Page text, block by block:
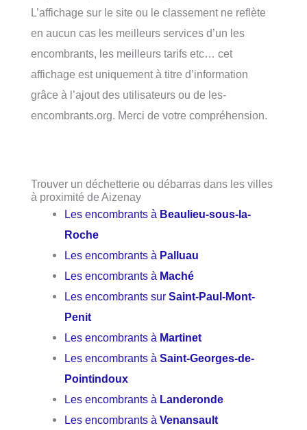
L’affichage sur le site ou le classement ne reflète
en aucun cas les meilleurs services d’un les
encombrants, les meilleurs tarifs etc… cet
affichage est uniquement à titre d’information
grâce à l’ajout des utilisateurs ou de les-
encombrants.org. Merci de votre compréhension.
Trouver un déchetterie ou débarras dans les villes
à proximité de Aizenay
Les encombrants à Beaulieu-sous-la-
Roche
Les encombrants à Palluau
Les encombrants à Maché
Les encombrants surSaint-Paul-Mont-
Penit
Les encombrants à Martinet
Les encombrants àSaint-Georges-de-
Pointindoux
Les encombrants à Landeronde
Les encombrants àVenansault